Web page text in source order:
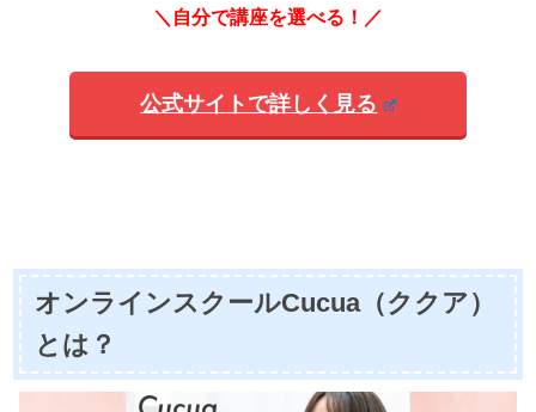
＼自分で講座を選べる！／
公式サイトで詳しく見る
オンラインスクールCucua（ククア）
とは？